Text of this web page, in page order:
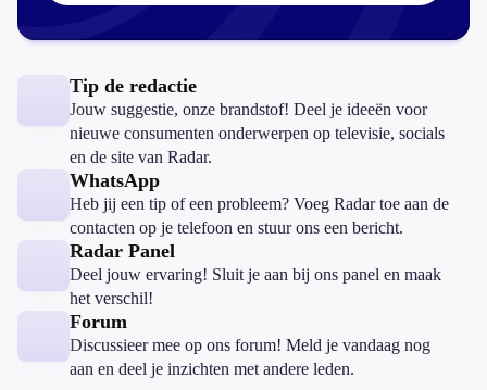
Tip de redactie
Jouw suggestie, onze brandstof! Deel je ideeën voor
nieuwe consumenten onderwerpen op televisie, socials
en de site van Radar.
WhatsApp
Heb jij een tip of een probleem? Voeg Radar toe aan de
contacten op je telefoon en stuur ons een bericht.
Radar Panel
Deel jouw ervaring! Sluit je aan bij ons panel en maak
het verschil!
Forum
Discussieer mee op ons forum! Meld je vandaag nog
aan en deel je inzichten met andere leden.